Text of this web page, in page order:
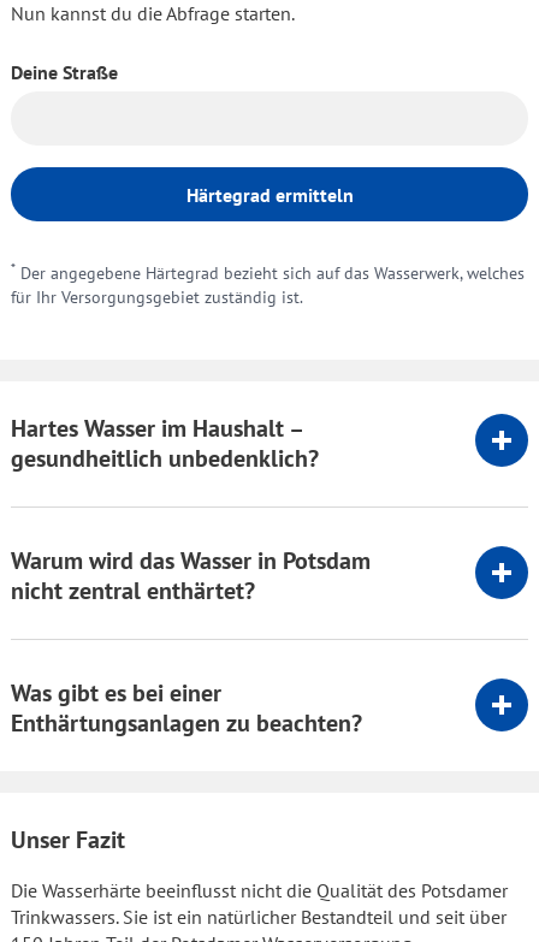
Nun kannst du die Abfrage starten.
Deine Straße
Härtegrad ermitteln
* Der angegebene Härtegrad bezieht sich auf das Wasserwerk, welches
für Ihr Versorgungsgebiet zuständig ist.
Hartes Wasser im Haushalt –
gesundheitlich unbedenklich?
Warum wird das Wasser in Potsdam
nicht zentral enthärtet?
Was gibt es bei einer
Enthärtungsanlagen zu beachten?
Unser Fazit
Die Wasserhärte beeinflusst nicht die Qualität des Potsdamer
Trinkwassers. Sie ist ein natürlicher Bestandteil und seit über